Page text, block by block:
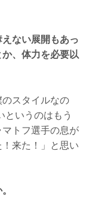
ない展開もあっ
、体力を必要以
スタイルなの
というのはもう
トフ選手の息が
来た！」と思い